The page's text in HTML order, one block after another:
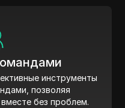
инструменты
позволяя
без проблем.